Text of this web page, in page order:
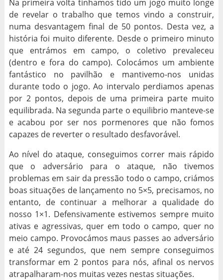
Na primeira volta tinhamos tido um jogo muito longe
de revelar o trabalho que temos vindo a construir,
numa desvantagem final de 50 pontos. Desta vez, a
história foi muito diferente. Desde o primeiro minuto
que entrámos em campo, o coletivo prevaleceu
(dentro e fora do campo). Colocámos um ambiente
fantástico no pavilhão e mantivemo-nos unidas
durante todo o jogo. Ao intervalo perdiamos apenas
por 2 pontos, depois de uma primeira parte muito
equilibrada. Na segunda parte o equilibrio manteve-se
e acabou por ser nos pormenores que não fomos
capazes de reverter o resultado desfavorável.
Ao nível do ataque, conseguimos correr mais rápido
que o adversário para o ataque, não tivemos
problemas em sair da pressão todo o campo, criámos
boas situações de lançamento no 5×5, precisamos, no
entanto, de continuar a melhorar a qualidade do
nosso 1×1. Defensivamente estivemos sempre muito
ativas e agressivas, quer em todo o campo, quer no
meio campo. Provocámos maus passes ao adversário
e até 24 segundos, que nem sempre conseguimos
transformar em 2 pontos para nós, afinal os nervos
atrapalharam-nos muitas vezes nestas situações.